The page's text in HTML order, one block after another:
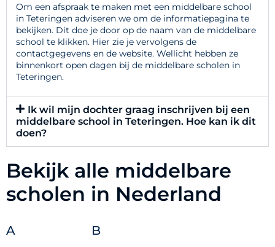
Om een afspraak te maken met een middelbare school
in Teteringen adviseren we om de informatiepagina te
bekijken. Dit doe je door op de naam van de middelbare
school te klikken. Hier zie je vervolgens de
contactgegevens en de website. Wellicht hebben ze
binnenkort open dagen bij de middelbare scholen in
Teteringen.
Ik wil mijn dochter graag inschrijven bij een
middelbare school in Teteringen. Hoe kan ik dit
doen?
Bekijk alle middelbare
scholen in Nederland
A B